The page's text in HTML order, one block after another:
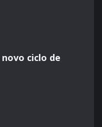
ciclo de